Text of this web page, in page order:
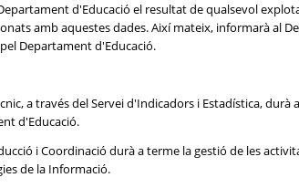
d'Educació el resultat de qualsevol
amb aquestes dades. Així mateix, informarà al
Departament d'Educació.
a través del Servei d'Indicadors i Estadística,
d'Educació.
i Coordinació durà a terme la gestió de les
de la Informació.